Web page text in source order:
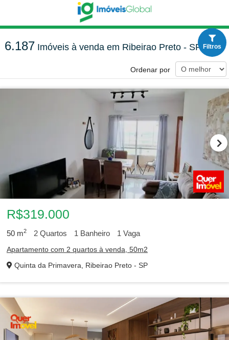
6.187 Imóveis à venda em Ribeirao Preto - SP
Ordenar por
R$319.000
50 m2 2 Quartos 1 Banheiro 1 Vaga
Apartamento com 2 quartos à venda, 50m2
Quinta da Primavera, Ribeirao Preto - SP
Filtros